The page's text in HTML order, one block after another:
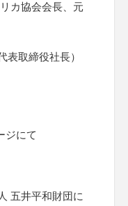
カ協会会長、元
表取締役社長）
ジにて
五井平和財団に